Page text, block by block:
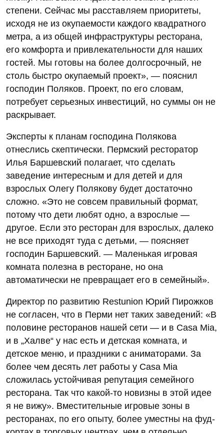
степени. Сейчас мы расставляем приоритеты,
исходя не из окупаемости каждого квадратного
метра, а из общей инфраструктуры ресторана,
его комфорта и привлекательности для наших
гостей. Мы готовы на более долгосрочный, не
столь быстро окупаемый проект», — пояснил
господин Поляков. Проект, по его словам,
потребует серьезных инвестиций, но суммы он не
раскрывает.
Эксперты к планам господина Полякова
отнеслись скептически. Пермский ресторатор
Илья Баршевский полагает, что сделать
заведение интересным и для детей и для
взрослых Олегу Полякову будет достаточно
сложно. «Это не совсем правильный формат,
потому что дети любят одно, а взрослые —
другое. Если это ресторан для взрослых, далеко
не все приходят туда с детьми, — поясняет
господин Баршевский. — Маленькая игровая
комната полезна в ресторане, но она
автоматически не превращает его в семейный».
Директор по развитию Restunion Юрий Пирожков
не согласен, что в Перми нет таких заведений: «В
половине ресторанов нашей сети — и в Casa Mia,
и в „Халве“ у нас есть и детская комната, и
детское меню, и праздники с аниматорами. За
более чем десять лет работы у Casa Mia
сложилась устойчивая репутация семейного
ресторана. Так что какой-то новизны в этой идее
я не вижу». Вместительные игровые зоны в
ресторанах, по его опыту, более уместны на фуд-